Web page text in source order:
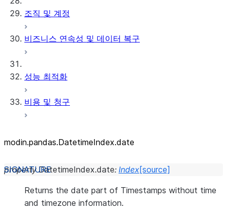
조직 및 계정
비즈니스 연속성 및 데이터 복구
성능 최적화
비용 및 청구
modin.pandas.DatetimeIndex.date
property DatetimeIndex.date: Index[source]
Returns the date part of Timestamps without time
and timezone information.